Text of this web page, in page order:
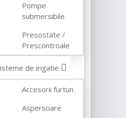
Pompe
submersibile
Presostate /
Prescontroale
de irigatie
Accesorii furtun
Aspersoare